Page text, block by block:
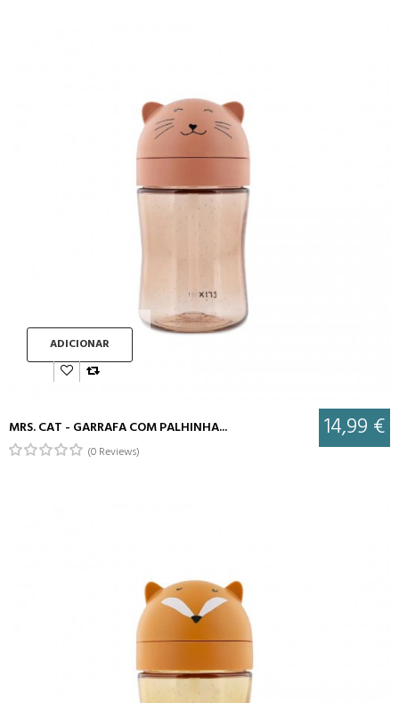
ADICIONAR
MRS. CAT - GARRAFA COM PALHINHA... 14,99 €
(0 Reviews)